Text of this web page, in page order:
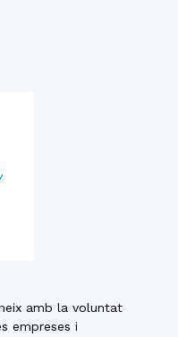
amb la voluntat
empreses i